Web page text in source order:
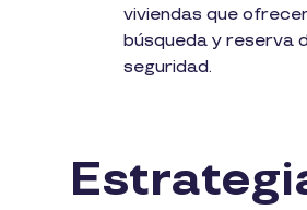
viviendas que
búsqueda y reserva
seguridad.